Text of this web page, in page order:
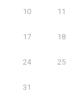
10 11
17 18
24 25
31